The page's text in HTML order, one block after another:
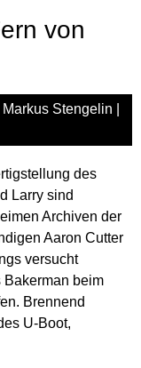
von
Markus Stengelin
des
Larry sind
Archiven der
Aaron Cutter
versucht
beim
Brennend
U-Boot,